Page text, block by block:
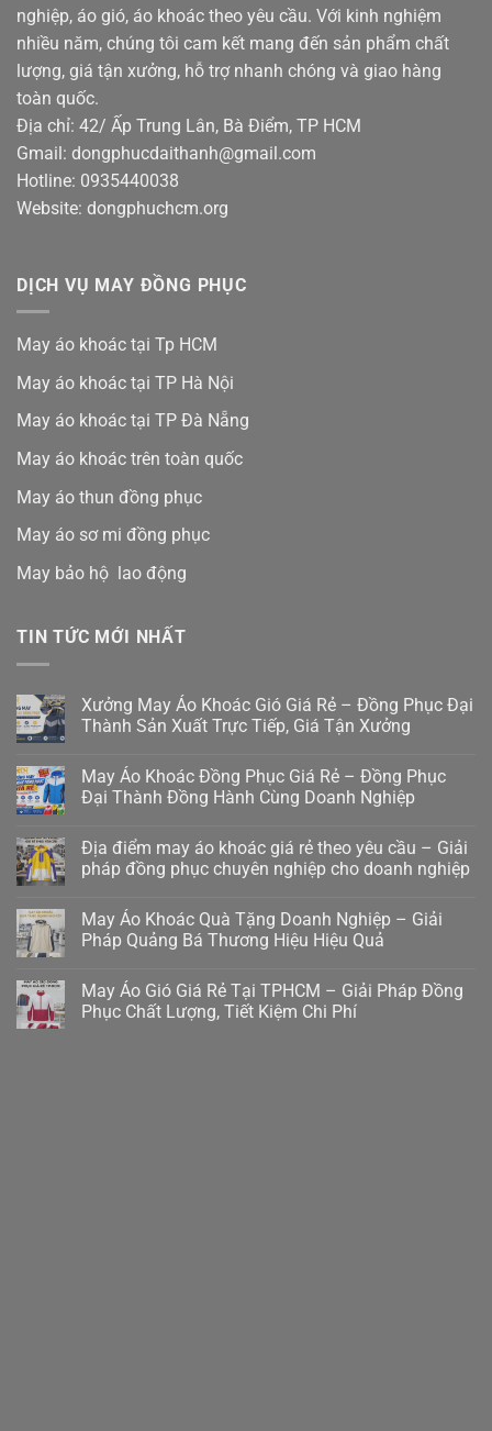
nghiệp, áo gió, áo khoác theo yêu cầu. Với kinh nghiệm
nhiều năm, chúng tôi cam kết mang đến sản phẩm chất
lượng, giá tận xưởng, hỗ trợ nhanh chóng và giao hàng
toàn quốc.
Địa chỉ: 42/ Ấp Trung Lân, Bà Điểm, TP HCM
Gmail: dongphucdaithanh@gmail.com
Hotline: 0935440038
Website: dongphuchcm.org
DỊCH VỤ MAY ĐỒNG PHỤC
May áo khoác tại Tp HCM
May áo khoác tại TP Hà Nội
May áo khoác tại TP Đà Nẵng
May áo khoác trên toàn quốc
May áo thun đồng phục
May áo sơ mi đồng phục
May bảo hộ lao động
TIN TỨC MỚI NHẤT
Xưởng May Áo Khoác Gió Giá Rẻ – Đồng Phục Đại
Thành Sản Xuất Trực Tiếp, Giá Tận Xưởng
May Áo Khoác Đồng Phục Giá Rẻ – Đồng Phục
Đại Thành Đồng Hành Cùng Doanh Nghiệp
Địa điểm may áo khoác giá rẻ theo yêu cầu – Giải
pháp đồng phục chuyên nghiệp cho doanh nghiệp
May Áo Khoác Quà Tặng Doanh Nghiệp – Giải
Pháp Quảng Bá Thương Hiệu Hiệu Quả
May Áo Gió Giá Rẻ Tại TPHCM – Giải Pháp Đồng
Phục Chất Lượng, Tiết Kiệm Chi Phí